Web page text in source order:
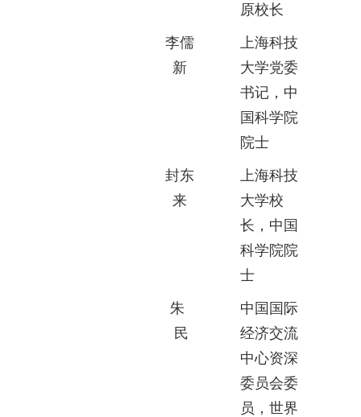
原校长
李儒
新
上海科技
大学党委
书记，中
国科学院
院士
封东
来
上海科技
大学校
长，中国
科学院院
士
朱
民
中国国际
经济交流
中心资深
委员会委
员，世界